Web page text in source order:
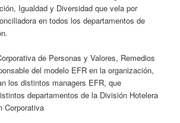
Igualdad y Diversidad que vela por
en todos los departamentos de
de Personas y Valores, Remedios
del modelo EFR en la organización,
los distintos managers EFR, que
departamentos de la División Hotelera
Corporativa